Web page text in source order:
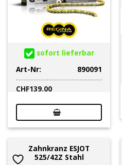
sofort lieferbar
Art-Nr:
890091
CHF139.00
Zahnkranz ESJOT
525/42Z Stahl